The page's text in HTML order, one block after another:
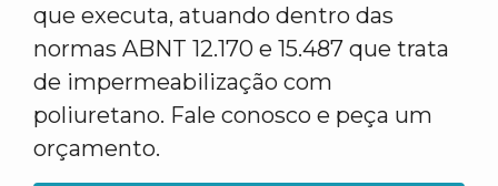
que executa, atuando dentro das
normas ABNT 12.170 e 15.487 que trata
de impermeabilização com
poliuretano. Fale conosco e peça um
orçamento.